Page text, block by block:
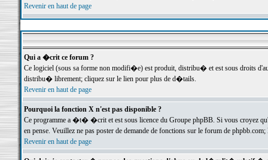
Revenir en haut de page
Qui a �crit ce forum ?
Ce logiciel (sous sa forme non modifi�e) est produit, distribu� et est sous droits
distribu� librement; cliquez sur le lien pour plus de d�tails.
Revenir en haut de page
Pourquoi la fonction X n'est pas disponible ?
Ce programme a �t� �crit et est sous licence du Groupe phpBB. Si vous croyez
en pense. Veuillez ne pas poster de demande de fonctions sur le forum de
Revenir en haut de page